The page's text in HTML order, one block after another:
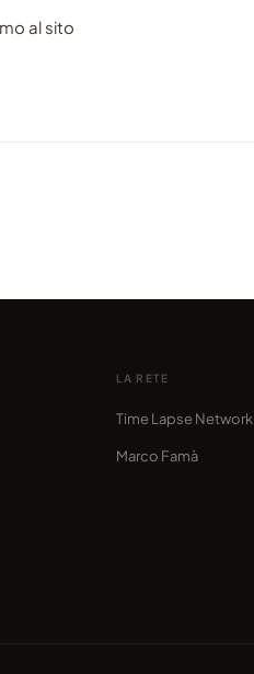
al sito
LA RETE
Time Lapse Network
Marco Famà